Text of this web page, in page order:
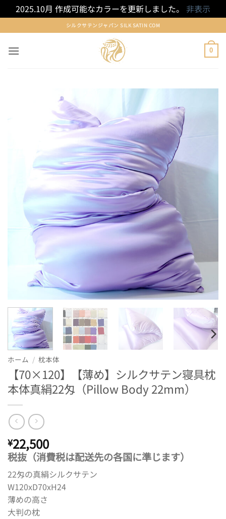
2025.10月 作成可能なカラーを更新しました。 非表示
to
content
シルクサテンジャパン SILK SATIN COM
0
ホーム / 枕本体
【70×120】【薄め】シルクサテン寝具枕
本体真絹22匁（Pillow Body 22mm）
¥22,500
税抜（消費税は配送先の各国に準じます）
22匁の真絹シルクサテン
W120xD70xH24
薄めの高さ
大判の枕